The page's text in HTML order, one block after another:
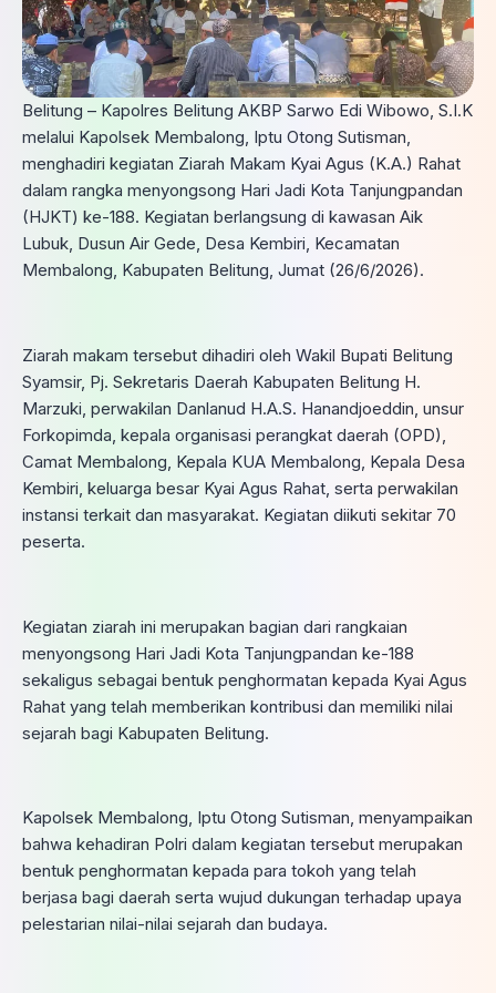
Belitung – Kapolres Belitung AKBP Sarwo Edi Wibowo, S.I.K
melalui Kapolsek Membalong, Iptu Otong Sutisman,
menghadiri kegiatan Ziarah Makam Kyai Agus (K.A.) Rahat
dalam rangka menyongsong Hari Jadi Kota Tanjungpandan
(HJKT) ke-188. Kegiatan berlangsung di kawasan Aik
Lubuk, Dusun Air Gede, Desa Kembiri, Kecamatan
Membalong, Kabupaten Belitung, Jumat (26/6/2026).
Ziarah makam tersebut dihadiri oleh Wakil Bupati Belitung
Syamsir, Pj. Sekretaris Daerah Kabupaten Belitung H.
Marzuki, perwakilan Danlanud H.A.S. Hanandjoeddin, unsur
Forkopimda, kepala organisasi perangkat daerah (OPD),
Camat Membalong, Kepala KUA Membalong, Kepala Desa
Kembiri, keluarga besar Kyai Agus Rahat, serta perwakilan
instansi terkait dan masyarakat. Kegiatan diikuti sekitar 70
peserta.
Kegiatan ziarah ini merupakan bagian dari rangkaian
menyongsong Hari Jadi Kota Tanjungpandan ke-188
sekaligus sebagai bentuk penghormatan kepada Kyai Agus
Rahat yang telah memberikan kontribusi dan memiliki nilai
sejarah bagi Kabupaten Belitung.
Kapolsek Membalong, Iptu Otong Sutisman, menyampaikan
bahwa kehadiran Polri dalam kegiatan tersebut merupakan
bentuk penghormatan kepada para tokoh yang telah
berjasa bagi daerah serta wujud dukungan terhadap upaya
pelestarian nilai-nilai sejarah dan budaya.